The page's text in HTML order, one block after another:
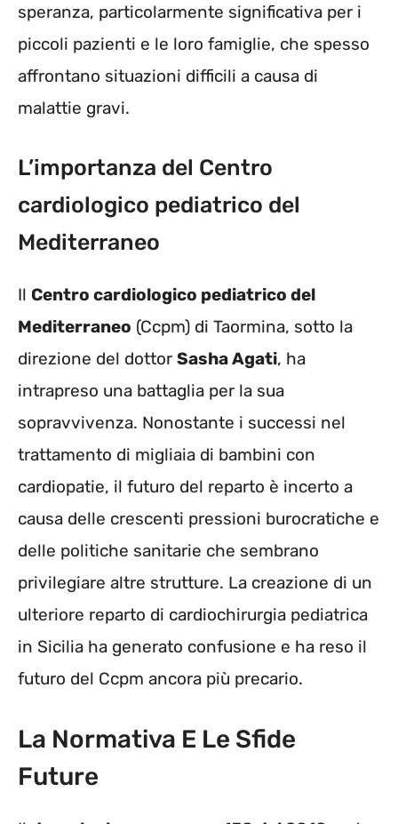
speranza, particolarmente significativa per i
piccoli pazienti e le loro famiglie, che spesso
affrontano situazioni difficili a causa di
malattie gravi.
L’importanza del Centro
cardiologico pediatrico del
Mediterraneo
Il Centro cardiologico pediatrico del
Mediterraneo (Ccpm) di Taormina, sotto la
direzione del dottor Sasha Agati, ha
intrapreso una battaglia per la sua
sopravvivenza. Nonostante i successi nel
trattamento di migliaia di bambini con
cardiopatie, il futuro del reparto è incerto a
causa delle crescenti pressioni burocratiche e
delle politiche sanitarie che sembrano
privilegiare altre strutture. La creazione di un
ulteriore reparto di cardiochirurgia pediatrica
in Sicilia ha generato confusione e ha reso il
futuro del Ccpm ancora più precario.
La Normativa E Le Sfide
Future